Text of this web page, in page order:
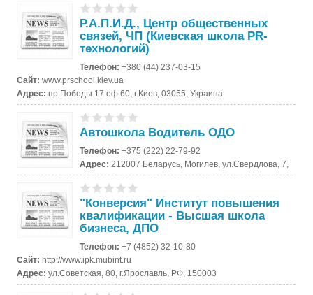
Р.А.П.И.Д., Центр общественных
связей, ЧП (Киевская школа PR-
технологий)
Телефон:+380 (44) 237-03-15
Сайт:www.prschool.kiev.ua
Адрес:пр.Победы 17 оф.60, г.Киев, 03055, Украина
Автошкола Водитель ОДО
Телефон:+375 (222) 22-79-92
Адрес: 212007 Беларусь, Могилев, ул.Свердлова, 7,
"Конверсия" Институт повышения
квалификации - Высшая школа
бизнеса, ДПО
Телефон:+7 (4852) 32-10-80
Сайт:http://www.ipk.mubint.ru
Адрес:ул.Советская, 80, г.Ярославль, РФ, 150003